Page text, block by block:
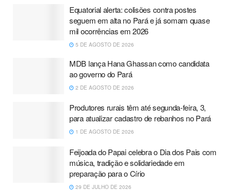
Equatorial alerta: colisões contra postes
seguem em alta no Pará e já somam quase
mil ocorrências em 2026
5 DE AGOSTO DE 2026
MDB lança Hana Ghassan como candidata
ao governo do Pará
2 DE AGOSTO DE 2026
Produtores rurais têm até segunda-feira, 3,
para atualizar cadastro de rebanhos no Pará
1 DE AGOSTO DE 2026
Feijoada do Papai celebra o Dia dos Pais com
música, tradição e solidariedade em
preparação para o Círio
29 DE JULHO DE 2026